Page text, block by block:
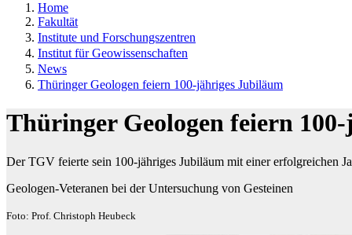
Home
Fakultät
Institute und Forschungszentren
Institut für Geowissenschaften
News
Thüringer Geologen feiern 100-jähriges Jubiläum
Thüringer Geologen feiern
Der TGV feierte sein 100-jähriges Jubiläum mit einer erfolgreichen
Geologen-Veteranen bei der Untersuchung von Gesteinen
Foto: Prof. Christoph Heubeck